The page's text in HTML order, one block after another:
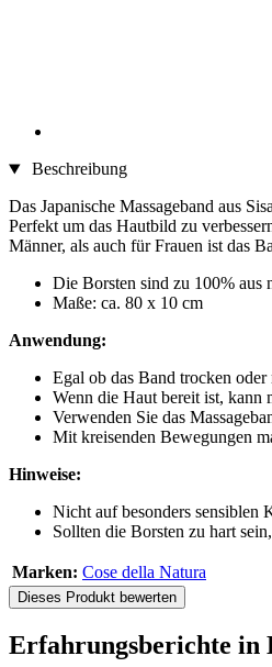
Beschreibung
Das Japanische Massageband aus
Perfekt um das Hautbild zu
Männer, als auch für Frauen ist das
Die Borsten sind zu 100% aus
Maße: ca. 80 x 10 cm
Anwendung:
Egal ob das Band trocken
Wenn die Haut bereit ist, kann
Verwenden Sie das
Mit kreisenden Bewegungen
Hinweise:
Nicht auf besonders sensiblen
Sollten die Borsten zu hart
Marken: Cose della Natura
Dieses Produkt bewerten
Erfahrungsberichte in